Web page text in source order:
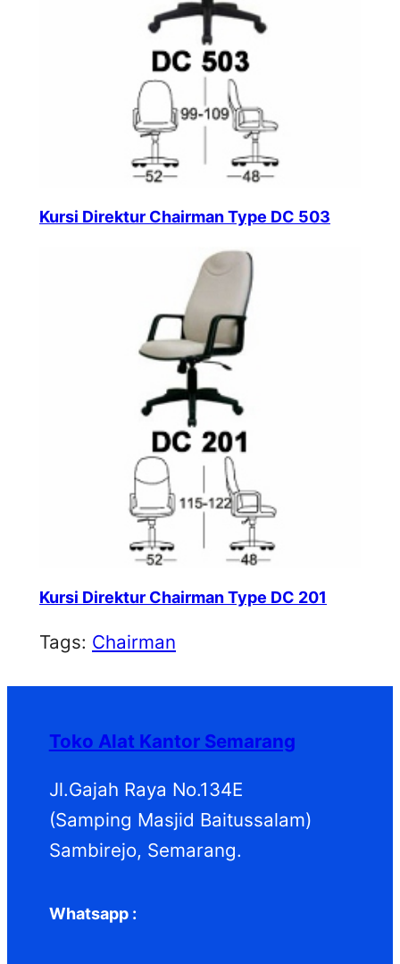
Kursi Direktur Chairman Type DC 503
Kursi Direktur Chairman Type DC 201
Tags: Chairman
Toko Alat Kantor Semarang
Jl.Gajah Raya No.134E
(Samping Masjid Baitussalam)
Sambirejo, Semarang.
Whatsapp :